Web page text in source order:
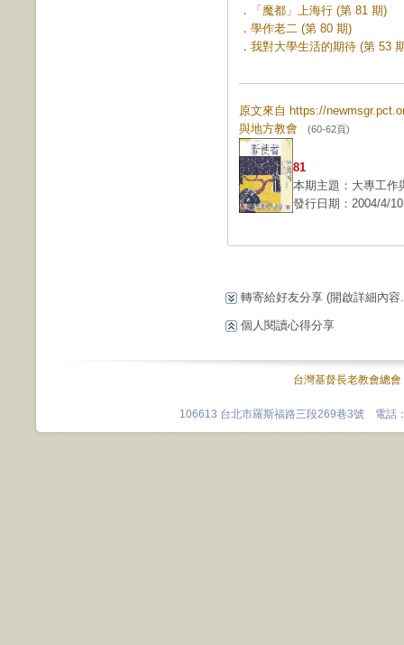
．
「魔都」上海行 (第 81 期)
． 學作老二 (第 80 期)
． 我對大學生活的期待 (第 53
原文來自 https://
與地方教會 (60-62頁)
81
本期主題：大專工作
發行日期：2004/4/10
轉寄給好友分享 (開啟詳細內容
個人閱讀心得分享
台灣基督長老教會總會
106613 台北市羅斯福路三段269巷3號 電